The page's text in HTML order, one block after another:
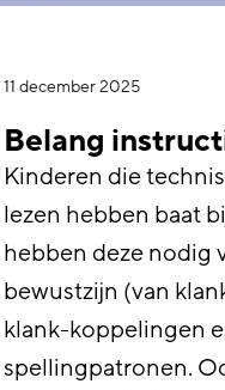
11 december 2025
Belang
Kinderen die
lezen hebben baat
hebben deze nodig
bewustzijn (van
klank-koppelingen
spellingpatronen.